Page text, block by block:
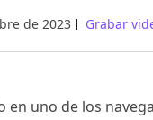
de 2023 Grabar
uno de los